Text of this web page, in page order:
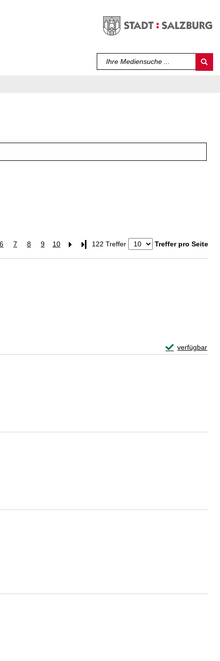
Sprache auswählen
6 7 8 9 10 Letzte Seite
122 Treffer Treffer pro Seite
verfügbar
Exemplar-